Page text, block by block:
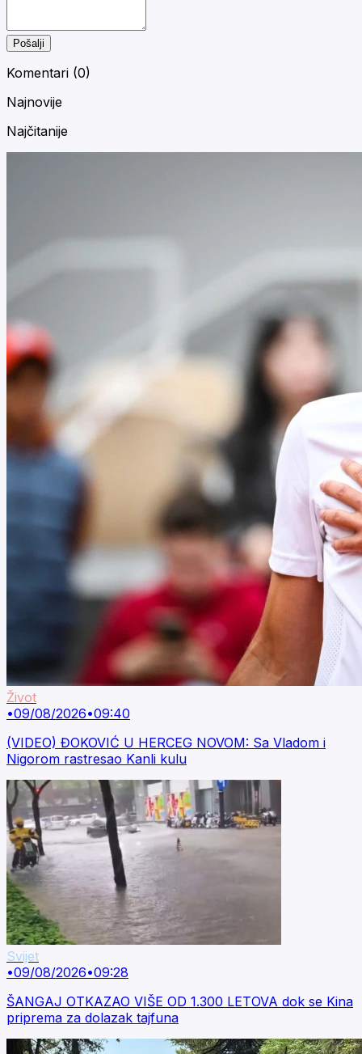
Pošalji
Komentari (0)
Najnovije
Najčitanije
Život
•09/08/2026•09:40
(VIDEO) ĐOKOVIĆ U HERCEG NOVOM: Sa Vladom i
Nigorom rastresao Kanli kulu
Svijet
•09/08/2026•09:28
ŠANGAJ OTKAZAO VIŠE OD 1.300 LETOVA dok se Kina
priprema za dolazak tajfuna